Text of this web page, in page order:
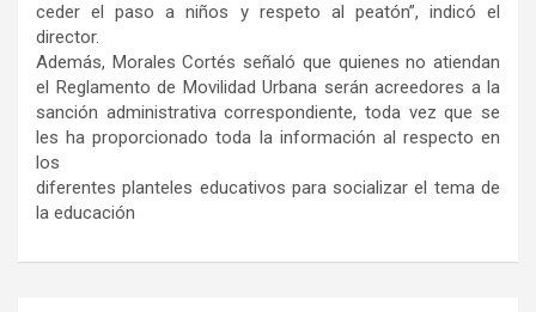
ceder el paso a niños y respeto al peatón”, indicó el
director.
Además, Morales Cortés señaló que quienes no atiendan
el Reglamento de Movilidad Urbana serán acreedores a la
sanción administrativa correspondiente, toda vez que se
les ha proporcionado toda la información al respecto en
los
diferentes planteles educativos para socializar el tema de
la educación